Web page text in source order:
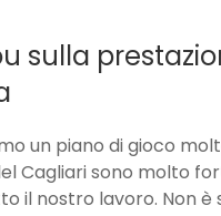
sulla
un piano di gioco
Cagliari sono molto
il nostro lavoro. Non è